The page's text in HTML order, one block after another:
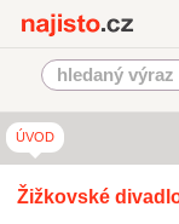
ÚVOD
Žižkovské